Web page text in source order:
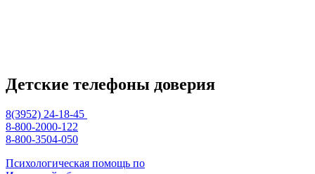
Детские телефоны доверия
8(3952) 24-18-45
8-800-2000-122
8-800-3504-050
Психологическая помощь по